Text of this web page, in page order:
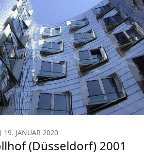
19. JANUAR 2020
(Düsseldorf) 2001